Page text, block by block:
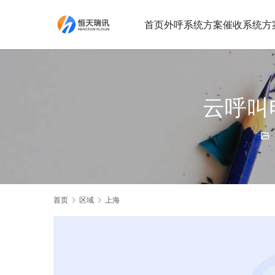
首页外呼系统方案催收系统方
云呼
首页 区域 上海